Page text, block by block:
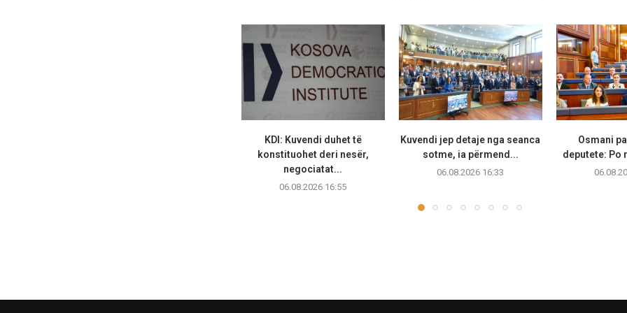
KDI: Kuvendi duhet të
konstituohet deri nesër,
negociatat...
06.08.2026 16:55
Kuvendi jep detaje nga seanca
sotme, ia përmend...
06.08.2026 16:33
Osmani
deputete: Po